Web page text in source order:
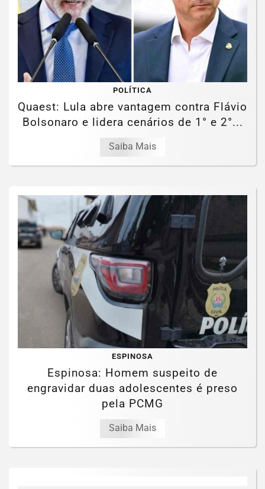
POLÍTICA
Quaest: Lula abre vantagem contra Flávio
Bolsonaro e lidera cenários de 1° e 2°...
Saiba Mais
ESPINOSA
Espinosa: Homem suspeito de
engravidar duas adolescentes é preso
pela PCMG
Saiba Mais